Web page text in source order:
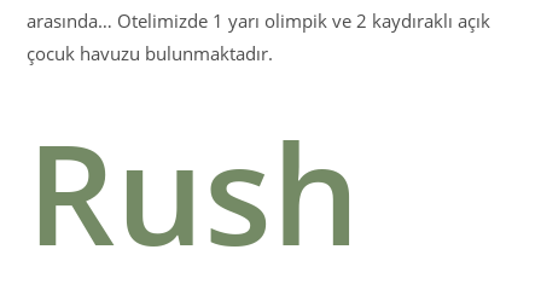
arasında… Otelimizde 1 yarı olimpik ve 2 kaydıraklı açık
çocuk havuzu bulunmaktadır.
Rush